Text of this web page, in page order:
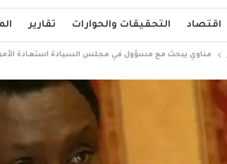
اقتصاد التحقيقات والحوارات تقارير
مناوي يبحث مع مسؤول في مجلس السيادة استعادة الأمن